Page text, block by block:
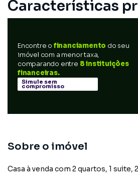
Características
Cerâmica
Aquecimento Elétrico
Encontre o financiamento do seu
imóvel com a menor taxa,
comparando entre 8 instituições
financeiras.
Simule sem
compromisso
Sobre o imóvel
Casa à venda com 2 quartos, 1 suite,